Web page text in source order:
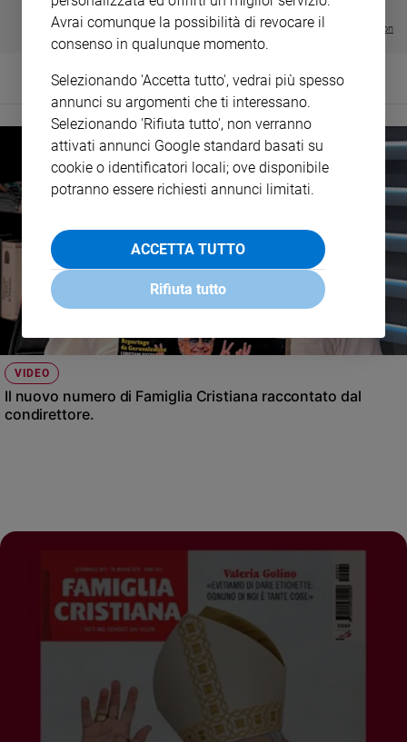
€ 64,50
Visualizza tutte le collection
VIDEO
Il nuovo numero di Famiglia Cristiana raccontato dal
condirettore.
Avrai comunque la possibilità di revocare il
consenso in qualunque momento.
Selezionando 'Accetta tutto', vedrai più spesso
annunci su argomenti che ti interessano.
Selezionando 'Rifiuta tutto', non verranno
attivati annunci Google standard basati su
cookie o identificatori locali; ove disponibile
potranno essere richiesti annunci limitati.
ACCETTA TUTTO
Rifiuta tutto